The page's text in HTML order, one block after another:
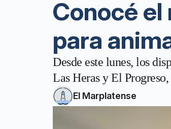
Conocé
para
Desde este lunes, los
Las Heras y El
El Marplatense